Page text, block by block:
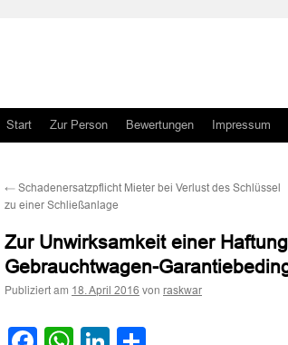
Zum
springen
Start Zur Person Bewertungen Impressum
← Schadenersatzpflicht Mieter bei Verlust des Schlüssel
zu einer Schließanlage
Zur Unwirksamkeit einer
Gebrauchtwagen-
Publiziert am 18. April 2016 von raskwar